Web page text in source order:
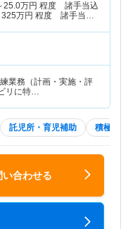
25.0万円 程度 諸手当込
325万円 程度 諸手当
業務（計画・実施・評
リに特…
託児所・育児補助 積極採
合わせる